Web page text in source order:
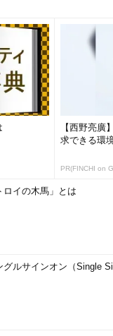
【西野亮廣
求できる環
PR(FINCHI on
ロイの木馬」とは
グルサインオン（Single